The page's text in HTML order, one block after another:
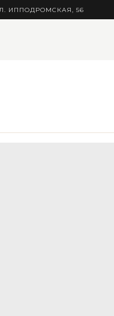
ИППОДРОМСКАЯ, 56